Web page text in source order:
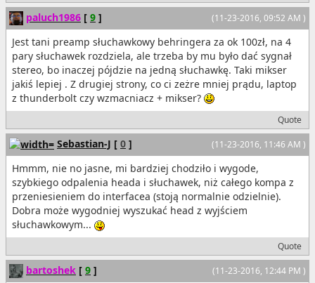
(11-23-2016, 09:52 AM )
paluch1986 [ 9 ]
Jest tani preamp słuchawkowy behringera za ok 100zł, na 4
pary słuchawek rozdziela, ale trzeba by mu było dać sygnał
stereo, bo inaczej pójdzie na jedną słuchawkę. Taki mikser
jakiś lepiej . Z drugiej strony, co ci zeżre mniej prądu, laptop
z thunderbolt czy wzmacniacz + mikser?
Quote
(11-23-2016, 11:46 AM )
Sebastian-J [ 0 ]
Hmmm, nie no jasne, mi bardziej chodziło i wygode,
szybkiego odpalenia heada i słuchawek, niż całego kompa z
przeniesieniem do interfacea (stoją normalnie odzielnie).
Dobra może wygodniej wyszukać head z wyjściem
słuchawkowym...
Quote
(11-23-2016, 12:44 PM )
bartoshek [ 9 ]